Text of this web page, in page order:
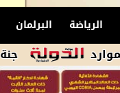
الرياضة البرلمان
جنة همام..